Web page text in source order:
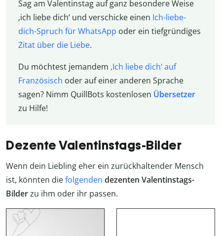
Sag am Valentinstag auf ganz besondere Weise
‚ich liebe dich‘ und verschicke einen Ich-liebe-
dich-Spruch für WhatsApp oder ein tiefgründiges
Zitat über die Liebe.
Du möchtest jemandem ‚Ich liebe dich‘ auf
Französisch oder auf einer anderen Sprache
sagen? Nimm QuillBots kostenlosen Übersetzer
zu Hilfe!
Dezente Valentinstags-Bilder
Wenn dein Liebling eher ein zurückhaltender Mensch
ist, könnten diefolgenden dezenten Valentinstags-
Bilderzu ihm oder ihr passen.